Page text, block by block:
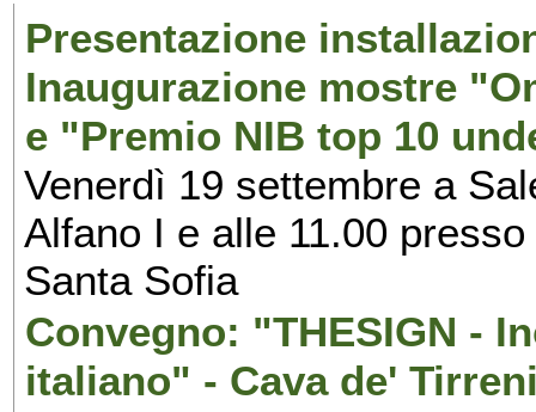
Presentazione
Inaugurazione mostre
e "Premio NIB top 10
Venerdì 19 settembre a
Alfano I e alle 11.00
Santa Sofia
Convegno: "THESIGN -
italiano" - Cava de'